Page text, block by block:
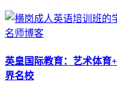
名师博客
英皇国际教育：艺术体育
界名校